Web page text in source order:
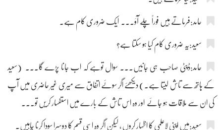
حامد:فرماتے ہیں فوراً چلے آؤ۔۔۔ ایک ضروری کام ہے۔
سعید:یہ ضروری کام کیا ہو سکتا ہے؟
حامد:ڈپٹی صاحب ہی جانیں۔۔۔ سوال توہے کہ اب جانا پڑے گا۔۔۔ (سعید
کے ہاتھ سے تاش لیتا ہے۔) دیکھئے اگر سوئے اتفاق سے میری غیر حاضری میں آپ
کی ان سے ملاقات ہو جائے اور وہ اس تاش کے بارے میں استفسار کریں تو۔۔۔
سعید:میں اپنی لاعلمی کا اظہار کروں ، لیکن اگر وہ اسی قسم کا دوسرا سودا کرنا چاہیں۔